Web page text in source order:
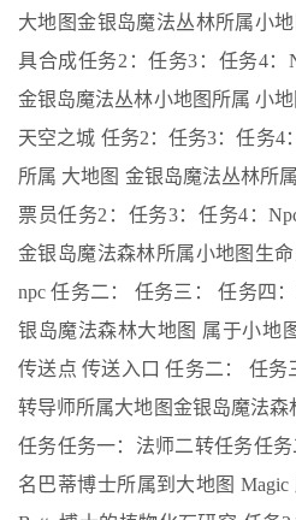
大地图金银岛魔法丛林所属小
具合成任务2：任务3：任务4
金银岛魔法丛林小地图所属 小
天空之城 任务2：任务3：任务4
所属 大地图 金银岛魔法丛林所
票员任务2：任务3：任务4：
金银岛魔法森林所属小地图生
npc 任务二： 任务三： 任务四
银岛魔法森林大地图 属于小地
传送点 传送入口 任务二： 任务
转导师所属大地图金银岛魔法
任务任务一：法师二转任务任
名巴蒂博士所属到大地图 Magic